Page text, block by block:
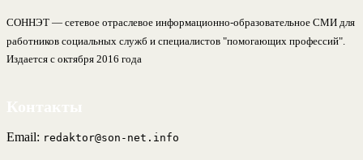
СОННЭТ — сетевое отраслевое информационно-образовательное СМИ для
работников социальных служб и специалистов "помогающих профессий".
Издается с октября 2016 года
Email: redaktor@son-net.info